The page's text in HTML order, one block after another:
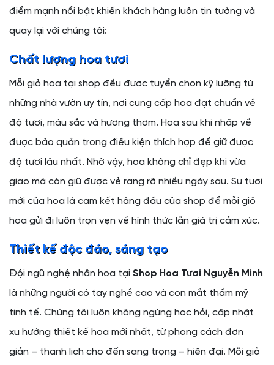
điểm mạnh nổi bật khiến khách hàng luôn tin tưởng và
quay lại với chúng tôi:
Chất lượng hoa tươi
Mỗi giỏ hoa tại shop đều được tuyển chọn kỹ lưỡng từ
những nhà vườn uy tín, nơi cung cấp hoa đạt chuẩn về
độ tươi, màu sắc và hương thơm. Hoa sau khi nhập về
được bảo quản trong điều kiện thích hợp để giữ được
độ tươi lâu nhất. Nhờ vậy, hoa không chỉ đẹp khi vừa
giao mà còn giữ được vẻ rạng rỡ nhiều ngày sau. Sự tươi
mới của hoa là cam kết hàng đầu của shop để mỗi giỏ
hoa gửi đi luôn trọn vẹn về hình thức lẫn giá trị cảm xúc.
Thiết kế độc đáo, sáng tạo
Đội ngũ nghệ nhân hoa tại Shop Hoa Tươi Nguyễn Minh
là những người có tay nghề cao và con mắt thẩm mỹ
tinh tế. Chúng tôi luôn không ngừng học hỏi, cập nhật
xu hướng thiết kế hoa mới nhất, từ phong cách đơn
giản – thanh lịch cho đến sang trọng – hiện đại. Mỗi giỏ